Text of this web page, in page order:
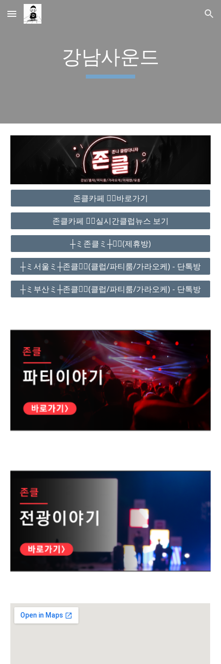
Skip to main content Skip to navigation
강남사운드
존클카페 ❤️‍🔥바로가기
존클카페 ❤️‍🔥실시간클럽뉴스 보기
┼ミ존클ミ┼❤️‍🔥(제휴방)
┼ミ서울ミ┼존클❤️‍🔥(클럽/파티룸/가라오케) - 단톡방
┼ミ부산ミ┼존클❤️‍🔥(클럽/파티룸/가라오케) - 단톡방